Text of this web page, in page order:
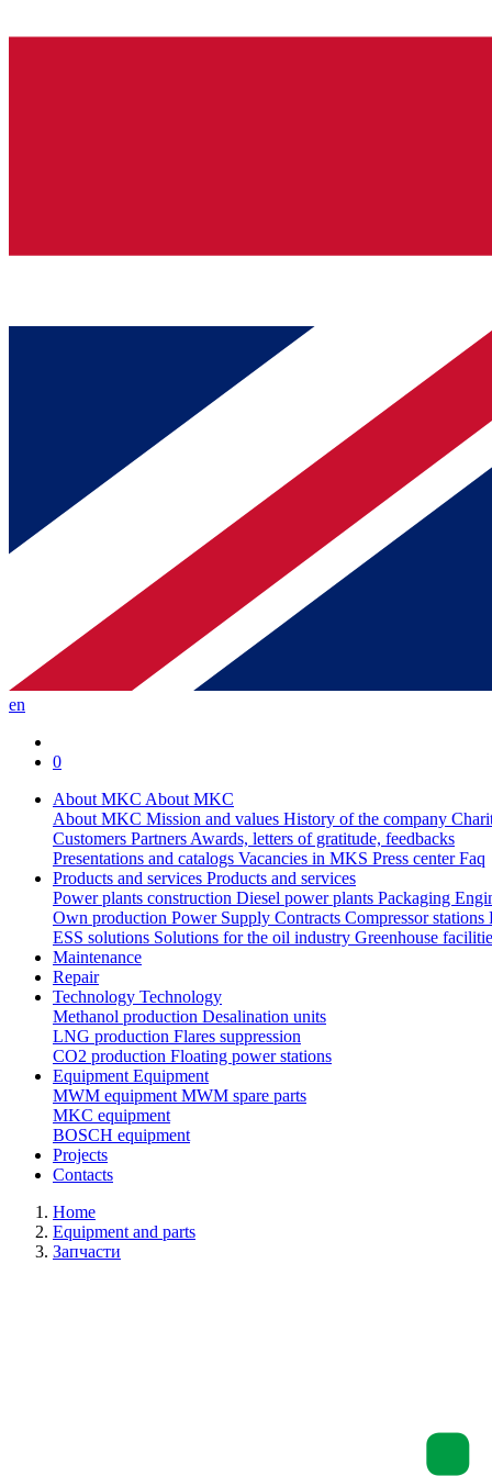
en
0
About MKC About MKC
About MKC Mission and values History of the company
Customers PartnersAwards, letters of gratitude, feedbacks
Presentations and catalogs Vacancies in MKS Press centerFaq
Products and services Products and services
Power plants construction Diesel power plants Packaging
Own production Power Supply Contracts Compressor stations
ESS solutions Solutions for the oil industry Greenhouse
Maintenance
Repair
Technology Technology
Methanol production Desalination units
LNG production Flares suppression
СО2 production Floating power stations
EquipmentEquipment
MWM equipmentMWM spare parts
MKC equipment
BOSCH equipment
Projects
Contacts
Home
Equipment and parts
Запчасти